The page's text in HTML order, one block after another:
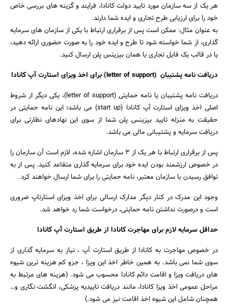
هر یک از سه سازمان مورد تایید دولت کانادا، فرایند و گزینه های بررسی خاص
خود را برای ارزیابی طرح تجاری و ایده شما دارند.
به عنوان مثال: ممکن است پس از برقراری ارتباط با یکی از سازمان های سرمایه
گذاری، از شما خواسته شود تا طرح و ایده خود را به صورت حضوری ارائه دهید،
یا در قالب یک فایل تجاری یا همان بیزینس پلن ارسال کنید.
دریافت نامه پشتیبان (letter of support) برای اخذ ویزای استارت آپ کانادا
دریافت نامه پشتیبان یا نامه حمایتی (letter of support)، یکی دیگر از شروط
اصلی اخذ ویزای استارت آپ کانادا (start up) می باشد؛ این نامه حمایتی در
حقیقت به منزله تایید بیزینس پلن شما از سوی این نهادهای نظارتی برای
دریافت سرمایه و پشتیبانی مالی می باشد.
پس از برقراری ارتباط با هر یک از 3 سازمان اشاره شده، لازم است آن سازمان را
در خصوص ارزشمند بودن ایده خود برای سرمایه گذاری متقاعد کنید. پس از به
توافق رسیدن با سازمان معتبر، نامه حمایتی را برای شما ارسال خواهند کرد.
وجود این مدرک در کنار دیگر مدارک ارسالی برای اخذ ویزای استارتاپ ضروری
است و درصورت نداشتن نامه حمایتی، درخواست شما رد خواهد شد.
حداقل سرمایه لازم برای مهاجرت کانادا از طریق استارت آپ کانادا
در خصوص مهاجرت به کانادا از طریق استارت آپ ، نیاز به سرمایه گذاری از
سوی شما نمی باشد. به همین خاطر اخذ این ویزا ، جزو کم هزینه ترین شیوه
های دریافت ویزا و اقامت دائم کانادا محسوب می شود. (هزینه های مرتبط به
مراحل عمومی اخذ ویزا کانادا، مانند دریافت تاییدیه پزشکی، انگشت نگاری و…
همچنان شامل این شیوه اخذ اقامت نیز می شود.)